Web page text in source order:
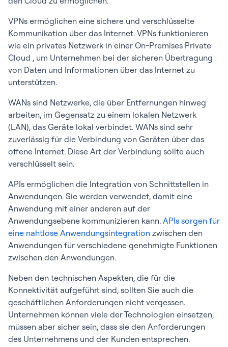
VPNs ermöglichen eine sichere und verschlüsselte
Kommunikation über das Internet. VPNs funktionieren
wie ein privates Netzwerk in einer On-Premises Private
Cloud , um Unternehmen bei der sicheren Übertragung
von Daten und Informationen über das Internet zu
unterstützen.
WANs sind Netzwerke, die über Entfernungen hinweg
arbeiten, im Gegensatz zu einem lokalen Netzwerk
(LAN), das Geräte lokal verbindet. WANs sind sehr
zuverlässig für die Verbindung von Geräten über das
offene Internet. Diese Art der Verbindung sollte auch
verschlüsselt sein.
APIs ermöglichen die Integration von Schnittstellen in
Anwendungen. Sie werden verwendet, damit eine
Anwendung mit einer anderen auf der
Anwendungsebene kommunizieren kann. APIs sorgen für
eine nahtlose Anwendungsintegration zwischen den
Anwendungen für verschiedene genehmigte Funktionen
zwischen den Anwendungen.
Neben den technischen Aspekten, die für die
Konnektivität aufgeführt sind, sollten Sie auch die
geschäftlichen Anforderungen nicht vergessen.
Unternehmen können viele der Technologien einsetzen,
müssen aber sicher sein, dass sie den Anforderungen
des Unternehmens und der Kunden entsprechen.